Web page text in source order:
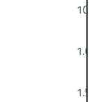
100
1.000
1.500